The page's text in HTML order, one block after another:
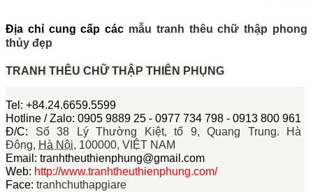
Địa chỉ cung cấp các mẫu tranh thêu chữ thập phong
thủy đẹp
TRANH THÊU CHỮ THẬP THIÊN PHỤNG
Tel: +84.24.6659.5599
Hotline / Zalo: 0905 9889 25 - 0977 734 798 - 0913 800 961
Đ/C: Số 38 Lý Thường Kiệt, tổ 9, Quang Trung. Hà
Đông, Hà Nội, 100000, VIỆT NAM
Email: tranhtheuthienphung@gmail.com
Web: http://www.tranhtheuthienphung.com/
Face: tranhchuthapgiare